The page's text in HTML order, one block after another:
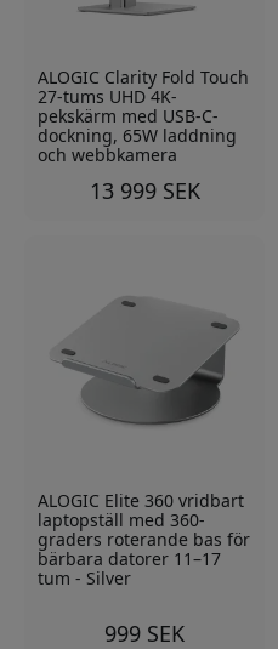
ALOGIC Clarity Fold Touch
27-tums UHD 4K-
pekskärm med USB-C-
dockning, 65W laddning
och webbkamera
13 999 SEK
ALOGIC Elite 360 vridbart
laptopställ med 360-
graders roterande bas för
bärbara datorer 11–17
tum - Silver
999 SEK